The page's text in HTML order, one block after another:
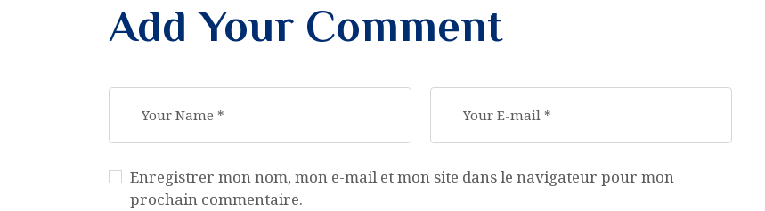
Add Your Comment
Enregistrer mon nom, mon e-mail et mon site dans le navigateur pour mon
prochain commentaire.